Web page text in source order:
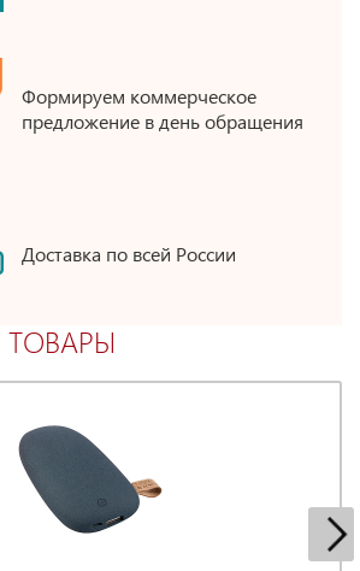
Формируем коммерческое
предложение в день обращения
Доставка по всей России